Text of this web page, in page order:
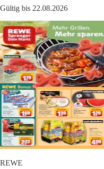
Gültig bis 22.08.2026
REWE